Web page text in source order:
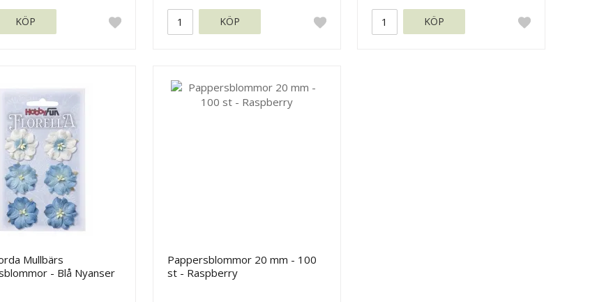
KÖP KÖP KÖP
Mullbärs
- Blå Nyanser
Pappersblommor 20 mm - 100
st - Raspberry